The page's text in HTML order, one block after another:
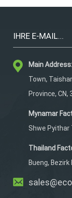
OEM-
Markenidentität
Lieferanten, die
Ihr Konzept
umsetzen.3.
und
bieten in der
Produktion für
Main Address:
Town,
Province, CN,
Mynamar
Shwe Pyithar
Thailand
Bueng,